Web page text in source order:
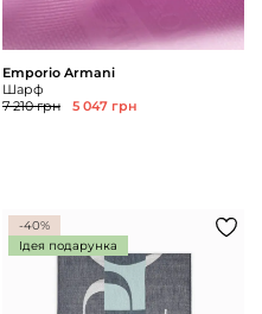
Emporio Armani
Шарф
7 210 грн
5 047 грн
-40%
Ідея подарунка